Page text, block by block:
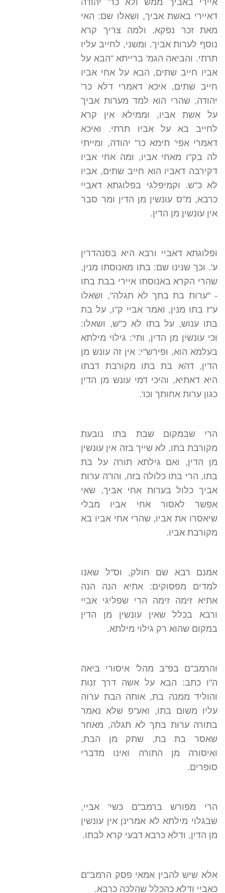
איירי באביך ממש ולא כר' יהודה
דאיירי באשת אביך, ושאלו שם: האי
מאת זכר נפקא, ולמה צריך קרא
נוסף לערות אביך. ומשני, לחייב עליו
תרתי. והביאה הגמ' ברייתא "הבא על
אביו חייב שתים, הבא על אחי אביו
חייב שתים, איכא דאמרי דלא כר'
יהודה, שהרי הוא למד מערות אביך
על אשת אביו, וממילא אין קרא
לחייב בא על אביו תרתי. ואיכא
דאמרי אפי' תימא כר' יהודה, ומייתי
לה בק"ו מאחי אביו, ומה אחי אביו
דקירבה דאביו הוא חייב שתים, אביו
לא כ"ש. וקמיפלגי בפלוגתא דאביי
כרבא, מ"ס עונשין מן הדין ומר סבר
אין עונשין מן הדין.
ופלוגתא דאביי ורבא היא בסנהדרין
ע'. וכך שנינו שם: בתו מאנוסתו מנין,
שהרי הקרא באנוסתו איירי בבת בתו
- "ערות בת בתך לא תגלה", ושאלו
ע"ז בתו מנין, ואמר אביי ק"ו, על בת
בתו ענוש, על בתו לא כ"ש, ושאלו:
וכי עונשין מן הדין, ותי': גילוי מילתא
בעלמא הוא, ופירש"י: אין זה עונש מן
הדין, דהא בת בתו מקורבת דבתו
היא דאתיא, והיכי דמי עונש מן הדין
כגון ערות אחותך וכו'.
הרי שבמקום שבת בתו נובעת
מקורבת בתו, לא שייך בזה אין עונשין
מן הדין, ואם גילתא תורה על בת
בתו, הרי בתו כלולה בזה, והו"ה ערות
אביך כלול בערות אחי אביך, שאי
אפשר לאסור אחי אביו מבלי
שיאסרו את אביו, שהרי אחי אביו בא
מקורבת אביו.
אמנם רבא שם חולק, וס"ל שאנו
למדים מפסוקים: אתיא הנה הנה
אתיא זימה זימה הרי שפליגי אביי
ורבא בכלל שאין עונשין מן הדין
במקום שהוא רק גילוי מילתא.
והרמב"ם בפ"ב מהל' איסורי ביאה
ה"ו כתב: הבא על אשה דרך זנות
והוליד ממנה בת, אותה הבת ערוה
עליו משום בתו, ואע"פ שלא נאמר
בתורה ערות בתך לא תגלה, מאחר
שאסר בת בת, שתק מן הבת,
ואיסורה מן התורה ואינו מדברי
סופרים.
הרי מפורש ברמב"ם כשי' אביי,
שבגלוי מילתא לא אמרינן אין עונשין
מן הדין, ודלא כרבא דבעי קרא לבתו.
אלא שיש להבין אמאי פסק הרמב"ם
כאביי ודלא כהכלל שהלכה כרבא.